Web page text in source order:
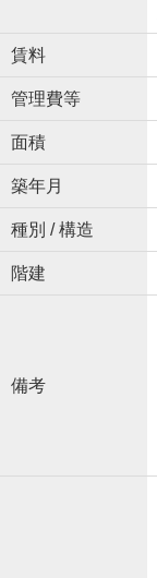
賃料
管理費等
面積
築年月
種別 / 構造
階建
備考